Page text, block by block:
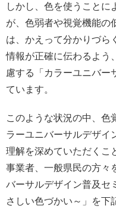
しかし、色を使うことに
が、色弱者や視覚機能の
は、かえって分かりづら
情報が正確に伝わるよう
慮する「カラーユニバー
ています。
このような状況の中、色
ラーユニバーサルデザイ
理解を深めていただくこ
事業者、一般県民の方々
バーサルデザイン普及セ
さしい色づかい～」を下